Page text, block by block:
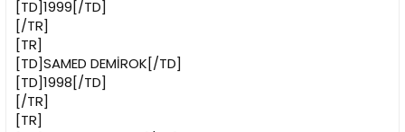
[TD]1999[/TD]
[/TR]
[TR]
[TD]SAMED DEMİROK[/TD]
[TD]1998[/TD]
[/TR]
[TR]